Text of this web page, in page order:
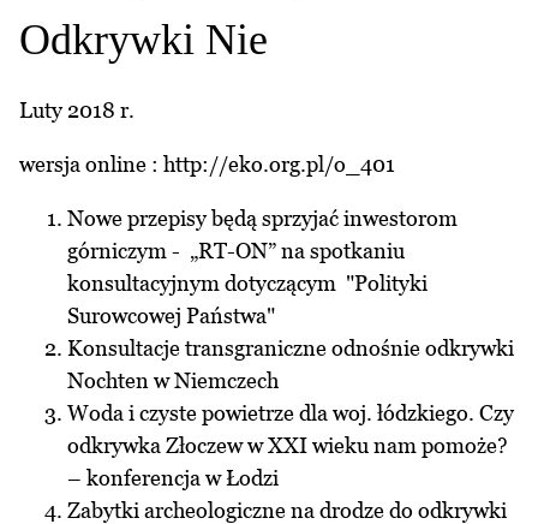
Odkrywki Nie
Luty 2018 r.
wersja online : http://eko.org.pl/o_401
Nowe przepisy będą sprzyjać inwestorom
górniczym - „RT-ON” na spotkaniu
konsultacyjnym dotyczącym "Polityki
Surowcowej Państwa"
Konsultacje transgraniczne odnośnie odkrywki
Nochten w Niemczech
Woda i czyste powietrze dla woj. łódzkiego. Czy
odkrywka Złoczew w XXI wieku nam pomoże?
– konferencja w Łodzi
Zabytki archeologiczne na drodze do odkrywki